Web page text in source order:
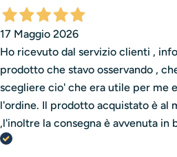
17 Maggio 2026
Ho ricevuto dal servizio clienti ,
prodotto che stavo osservando ,
scegliere cio' che era utile per me
l'ordine. Il prodotto acquistato è al
,l'inoltre la consegna è avvenuta in